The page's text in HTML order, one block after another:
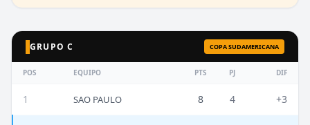
GRUPO C COPA SUDAMERICANA
POS EQUIPO PTS PJ DIF
1 SAO PAULO 8 4 +3